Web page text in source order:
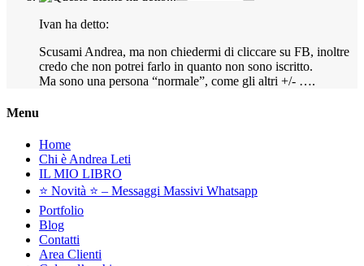
Ivan ha detto:
Scusami Andrea, ma non chiedermi di cliccare su FB, inoltre
credo che non potrei farlo in quanto non sono iscritto.
Ma sono una persona “normale”, come gli altri +/- ….
Menu
Home
Chi è Andrea Leti
IL MIO LIBRO
⭐️ Novità ⭐️ – Messaggi Massivi Whatsapp
Portfolio
Blog
Contatti
Area Clienti